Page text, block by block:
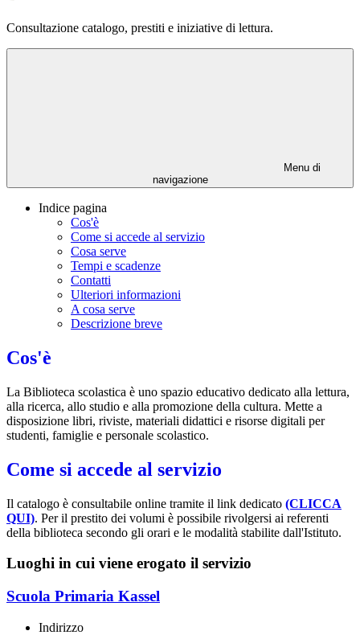
Consultazione catalogo, prestiti e iniziative di lettura.
Menu di
navigazione
Indice pagina
Cos'è
Come si accede al servizio
Cosa serve
Tempi e scadenze
Contatti
Ulteriori informazioni
A cosa serve
Descrizione breve
Cos'è
La Biblioteca scolastica è uno spazio educativo dedicato alla lettura,
alla ricerca, allo studio e alla promozione della cultura. Mette a
disposizione libri, riviste, materiali didattici e risorse digitali per
studenti, famiglie e personale scolastico.
Come si accede al servizio
Il catalogo è consultabile online tramite il link dedicato (CLICCA
QUI). Per il prestito dei volumi è possibile rivolgersi ai referenti
della biblioteca secondo gli orari e le modalità stabilite dall'Istituto.
Luoghi in cui viene erogato il servizio
Scuola Primaria Kassel
Indirizzo